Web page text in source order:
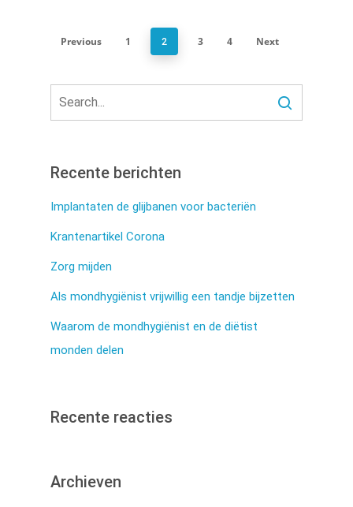
Previous 1 2 3 4 Next
Recente berichten
Implantaten de glijbanen voor bacteriën
Krantenartikel Corona
Zorg mijden
Als mondhygiënist vrijwillig een tandje bijzetten
Waarom de mondhygiënist en de diëtist
monden delen
Recente reacties
Archieven